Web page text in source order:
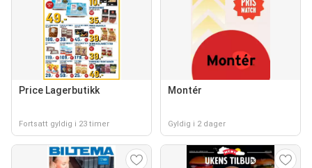
Price Lagerbutikk
Fortsatt gyldig i 23 timer
Montér
Gyldig i 2 dager